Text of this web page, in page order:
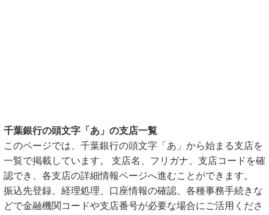
千葉銀行の頭文字「あ」の支店一覧
このページでは、千葉銀行の頭文字「あ」から始まる支店を
一覧で掲載しています。 支店名、フリガナ、支店コードを確
認でき、各支店の詳細情報ページへ進むことができます。
振込先登録、経理処理、口座情報の確認、各種事務手続きな
どで金融機関コードや支店番号が必要な場合にご活用くださ